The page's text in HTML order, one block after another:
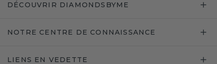
DÉCOUVRIR DIAMONDSBYME
NOTRE CENTRE DE CONNAISSANCE
LIENS EN VEDETTE